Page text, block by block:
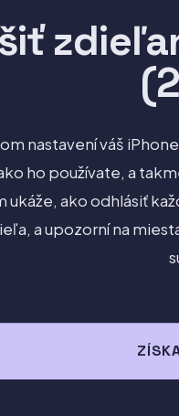
nastavení váš
ho používate, a
ukáže, ako odhlásiť
a upozorní na